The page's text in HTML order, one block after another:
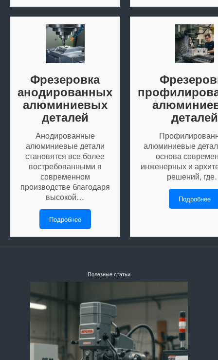
Фрезеровка
анодированных
алюминиевых
деталей
Анодированные
алюминиевые детали
становятся все более
востребованными в
современном
производстве благодаря
высокой…
Подробнее
деталей
алюминиевые
основа
инженерных и
решений,
Подробнее
Полезные статьи